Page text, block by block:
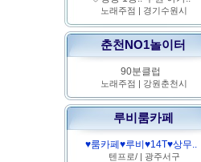
노래주점 | 경기수원시
춘천NO1놀이터
90분클럽
노래주점 | 강원춘천시
루비룸카페
♥룸카페♥루비♥14T♥상무..
텐프로/| 광주서구